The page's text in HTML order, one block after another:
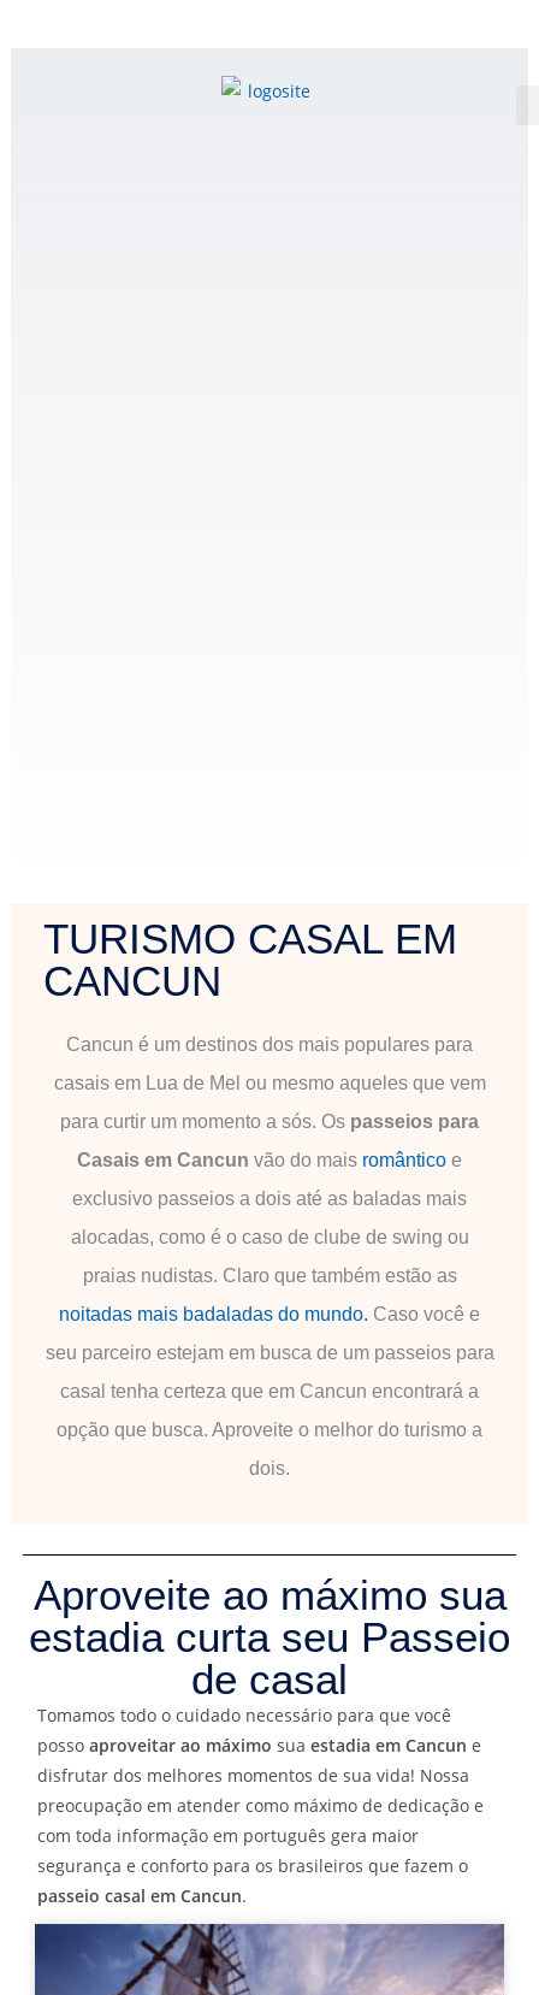
TURISMO CASAL EM
CANCUN
Cancun é um destinos dos mais populares para
casais em Lua de Mel ou mesmo aqueles que vem
para curtir um momento a sós. Os passeios para
Casais em Cancun vão do mais romântico e
exclusivo passeios a dois até as baladas mais
alocadas, como é o caso de clube de swing ou
praias nudistas. Claro que também estão as
noitadas mais badaladas do mundo. Caso você e
seu parceiro estejam em busca de um passeios para
casal tenha certeza que em Cancun encontrará a
opção que busca. Aproveite o melhor do turismo a
dois.
Aproveite ao máximo sua
estadia curta seu Passeio
de casal
Tomamos todo o cuidado necessário para que você
possoaproveitar ao máximo suaestadia em Cancun e
disfrutar dos melhores momentos de sua vida! Nossa
preocupação em atender como máximo de dedicação e
com toda informação em português gera maior
segurança e conforto para os brasileiros que fazem o
passeio casal em Cancun.